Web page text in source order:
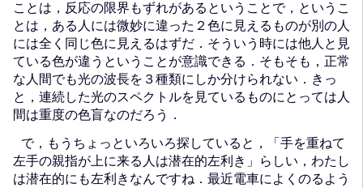
ことは，反応の限界もずれがあるということで，というこ
とは，ある人には微妙に違った２色に見えるものが別の人
には全く同じ色に見えるはずだ．そういう時には他人と見
ている色が違うということが意識できる．そもそも，正常
な人間でも光の波長を３種類にしか分けられない．きっ
と，連続した光のスペクトルを見ているものにとっては人
間は重度の色盲なのだろう．
で，もうちょっといろいろ探していると，「手を重ねて
左手の親指が上に来る人は潜在的左利き」らしい，わたし
は潜在的にも左利きなんですね．最近電車によくのるよう